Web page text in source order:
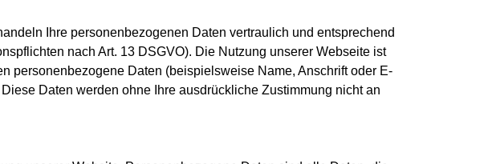
Ihre personenbezogenen Daten vertraulich und entsprechend
nach Art. 13 DSGVO). Die Nutzung unserer Webseite ist
personenbezogene Daten (beispielsweise Name, Anschrift oder E-
Daten werden ohne Ihre ausdrückliche Zustimmung nicht an